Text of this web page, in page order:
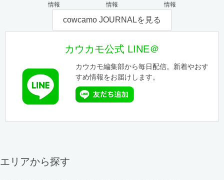
情報
情報
情報
cowcamo JOURNALを見る
カウカモ公式 LINE＠
カウカモ編集部から毎日配信。新着やおす
すめ情報をお届けします。
エリアから探す